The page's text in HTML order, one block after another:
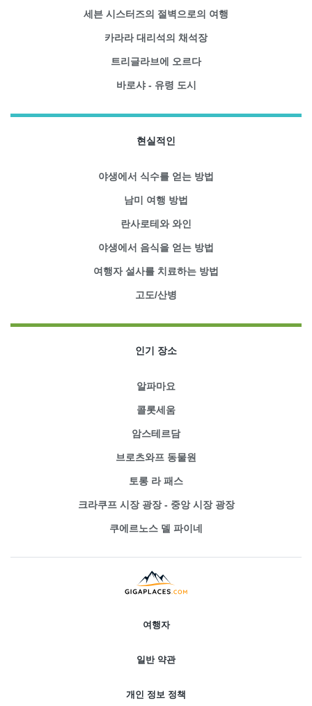
세븐 시스터즈의 절벽으로의 여행
카라라 대리석의 채석장
트리글라브에 오르다
바로샤 - 유령 도시
현실적인
야생에서 식수를 얻는 방법
남미 여행 방법
란사로테와 와인
야생에서 음식을 얻는 방법
여행자 설사를 치료하는 방법
고도/산병
인기 장소
알파마요
콜롯세움
암스테르담
브로츠와프 동물원
토롱 라 패스
크라쿠프 시장 광장 - 중앙 시장 광장
쿠에르노스 델 파이네
여행자
일반 약관
개인 정보 정책